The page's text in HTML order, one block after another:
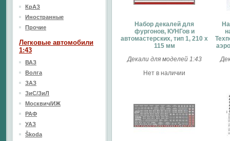
Набор декалей для
фургонов, КУНГов и
автомастерских, тип 1, 210 х
115 мм
Декали для моделей 1:43
Нет в наличии
КрАЗ
Иностранные
Прочие
Легковые автомобили
1:43
ВАЗ
Волга
ЗАЗ
ЗиС/ЗиЛ
Москвич/ИЖ
РАФ
УАЗ
Škoda